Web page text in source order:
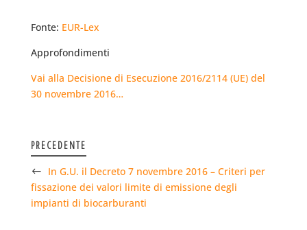
Fonte: EUR-Lex
Approfondimenti
Vai alla Decisione di Esecuzione 2016/2114 (UE) del
30 novembre 2016…
PRECEDENTE
In G.U. il Decreto 7 novembre 2016 – Criteri per
fissazione dei valori limite di emissione degli
impianti di biocarburanti